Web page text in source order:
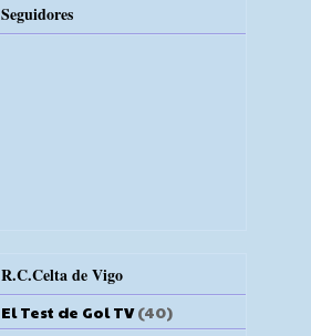
Seguidores
R.C.Celta de Vigo
El Test de Gol TV (40)